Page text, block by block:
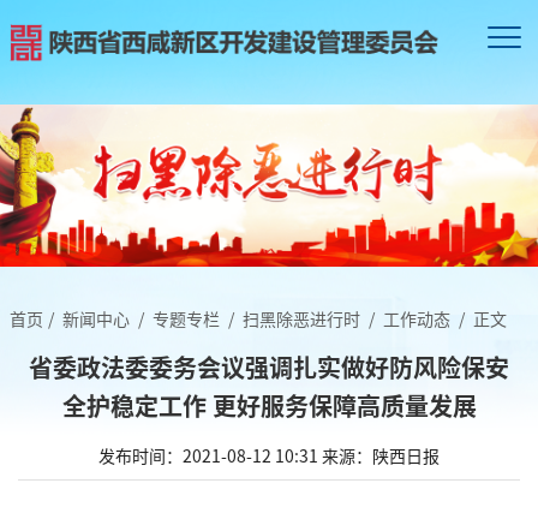
首页 / 新闻中心 / 专题专栏 / 扫黑除恶进行时 / 工作动态 / 正文
省委政法委委务会议强调扎实做好防风险保安
全护稳定工作 更好服务保障高质量发展
发布时间：2021-08-12 10:31 来源：陕西日报